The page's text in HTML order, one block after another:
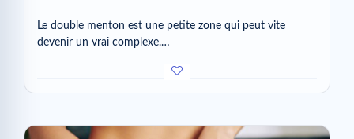
Le double menton est une petite zone qui peut vite
devenir un vrai complexe.…